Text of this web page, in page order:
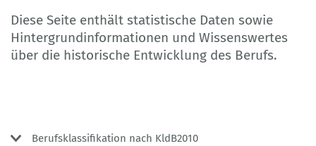
Diese Seite enthält statistische Daten sowie
Hintergrundinformationen und Wissenswertes
über die historische Entwicklung des Berufs.
Berufsklassifikation nach KldB2010